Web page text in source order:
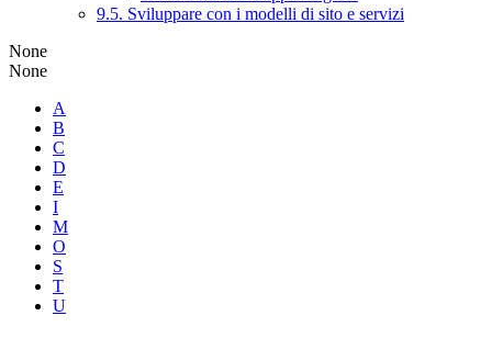
9.5. Sviluppare con i modelli di sito e servizi
None
None
A
B
C
D
E
I
M
O
S
T
U